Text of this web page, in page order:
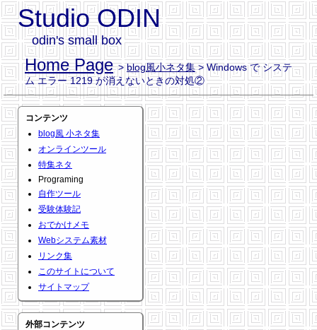
Studio ODIN
odin's small box
Home Page >blog風小ネタ集> Windows で システ
ム エラー 1219 が消えないときの対処②
コンテンツ
blog風 小ネタ集
オンラインツール
特集ネタ
Programing
自作ツール
受験体験記
おでかけメモ
Webシステム素材
リンク集
このサイトについて
サイトマップ
外部コンテンツ